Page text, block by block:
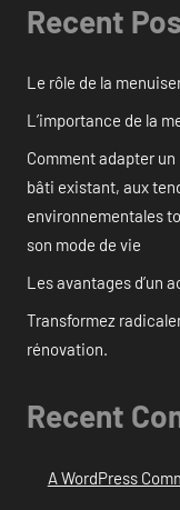
Recent
Le rôle de la
L’importance de la
Comment adapter
bâti existant, aux
environnementales
son mode de vie
Les avantages d’un
Transformez
rénovation.
Recent
A WordPress